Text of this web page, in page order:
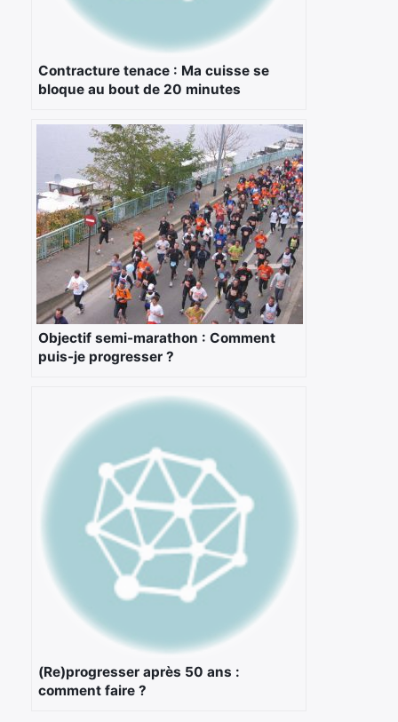
Contracture tenace : Ma cuisse se
bloque au bout de 20 minutes
Objectif semi-marathon : Comment
puis-je progresser ?
(Re)progresser après 50 ans :
comment faire ?